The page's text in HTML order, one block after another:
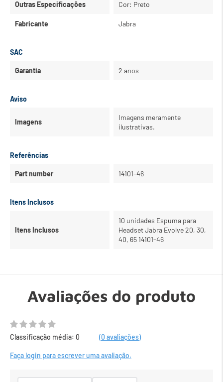
Outras Especificações Cor: Preto
Fabricante Jabra
SAC
Garantia 2 anos
Aviso
Imagens
Imagens meramente
ilustrativas.
Referências
Part number 14101-46
Itens Inclusos
Itens Inclusos
10 unidades Espuma para
Headset Jabra Evolve 20, 30,
40, 65 14101-46
Avaliações do produto
Classificação média: 0 (0 avaliações)
Faça login para escrever uma avaliação.